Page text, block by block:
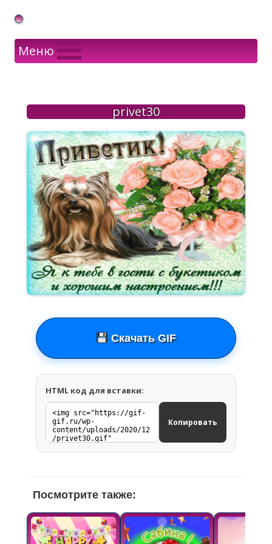
Gif Открытки в подарок
Меню
privet30
Скачать GIF
HTML код для вставки:
Копировать
Посмотрите также: